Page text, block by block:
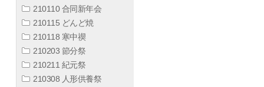
210110 合同新年会
210115 どんど焼
210118 寒中禊
210203 節分祭
210211 紀元祭
210308 人形供養祭